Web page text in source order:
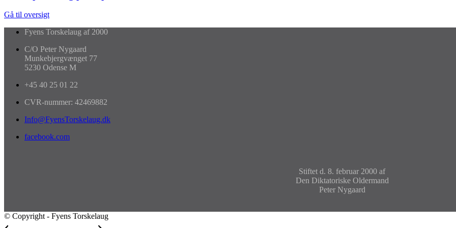
Gå til oversigt
Fyens Torskelaug af 2000
C/O Peter Nygaard
Munkebjergvænget 77
5230 Odense M
+45 40 25 01 22
CVR-nummer: 42469882
Info@FyensTorskelaug.dk
facebook.com
Stiftet d. 8. februar 2000 af
Den Diktatoriske Oldermand
Peter Nygaard
© Copyright - Fyens Torskelaug